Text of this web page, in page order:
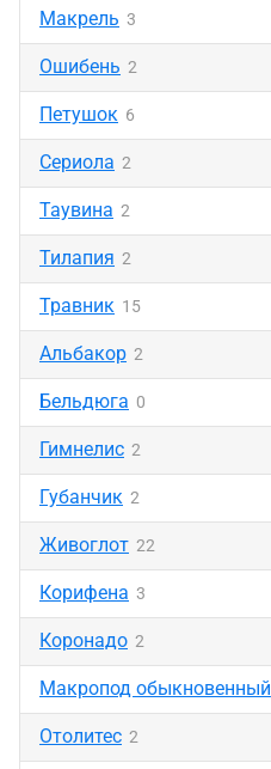
Макрель 3
Ошибень 2
Петушок 6
Сериола 2
Таувина 2
Тилапия 2
Травник 15
Альбакор 2
Бельдюга 0
Гимнелис 2
Губанчик 2
Живоглот 22
Корифена 3
Коронадо 2
Макропод обыкновенный
Отолитес 2